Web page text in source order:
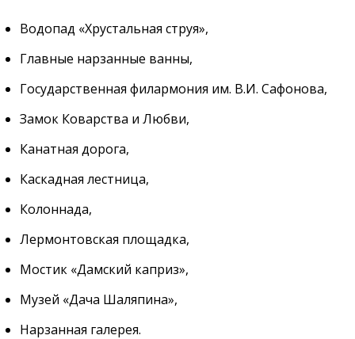
Водопад «Хрустальная струя»,
Главные нарзанные ванны,
Государственная филармония им. В.И. Сафонова,
Замок Коварства и Любви,
Канатная дорога,
Каскадная лестница,
Колоннада,
Лермонтовская площадка,
Мостик «Дамский каприз»,
Музей «Дача Шаляпина»,
Нарзанная галерея.